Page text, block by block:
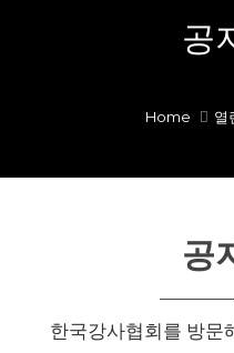
공
Home 열
공
한국강사협회를 방문